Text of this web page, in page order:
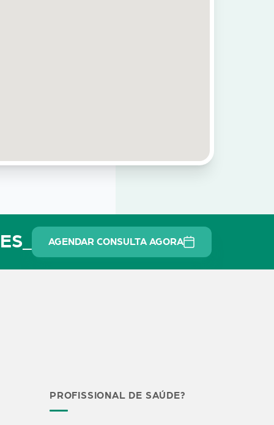
AGENDAR CONSULTA AGORA
PROFISSIONAL DE SAÚDE?